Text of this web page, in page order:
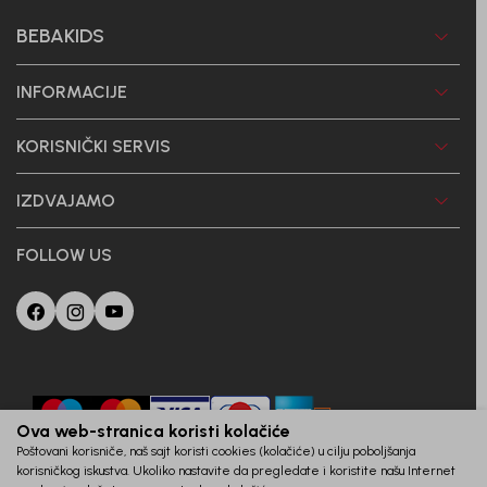
BEBAKIDS
INFORMACIJE
KORISNIČKI SERVIS
IZDVAJAMO
FOLLOW US
Ova web-stranica koristi kolačiće
Poštovani korisniče, naš sajt koristi cookies (kolačiće) u cilju poboljšanja
korisničkog iskustva. Ukoliko nastavite da pregledate i koristite našu Internet